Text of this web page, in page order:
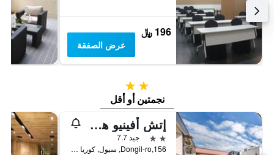
196 ﷼
عرض الصفقة
2 نجمتين
نجمتين أو أقل
إتش أفينيو هوتل كونداي
2 نجمتين
جيد 7.7
Dongil-ro,156, سيول, كوريا الجنوبية